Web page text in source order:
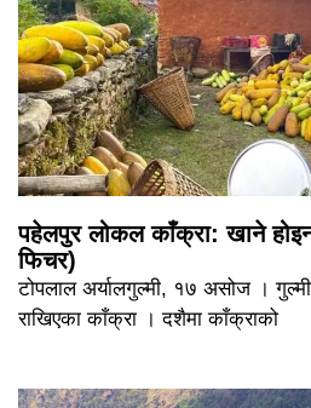
पहेलपुर लोकल काँक्रा: खाने
फिचर)
टोपलाल अर्यालगुल्मी, १७ असोज ।
राखिएका काँक्रा । दशैमा काँक्राको